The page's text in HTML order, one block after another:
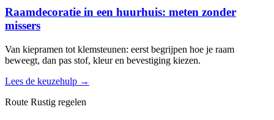
Raamdecoratie in een huurhuis: meten zonder
missers
Van kiepramen tot klemsteunen: eerst begrijpen hoe je raam
beweegt, dan pas stof, kleur en bevestiging kiezen.
Lees de keuzehulp →
Route Rustig regelen